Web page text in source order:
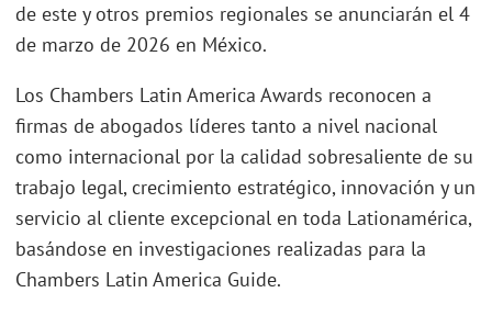
de este y otros premios regionales se anunciarán el 4
de marzo de 2026 en México.
Los Chambers Latin America Awards reconocen a
firmas de abogados líderes tanto a nivel nacional
como internacional por la calidad sobresaliente de su
trabajo legal, crecimiento estratégico, innovación y un
servicio al cliente excepcional en toda Lationamérica,
basándose en investigaciones realizadas para la
Chambers Latin America Guide.